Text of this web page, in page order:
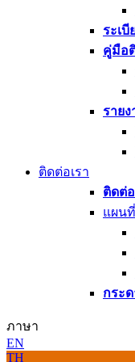
ระเ
คู่มือ
ราย
ติดต่อเรา
ติดต่
แผน
กระ
ภาษา
EN
TH